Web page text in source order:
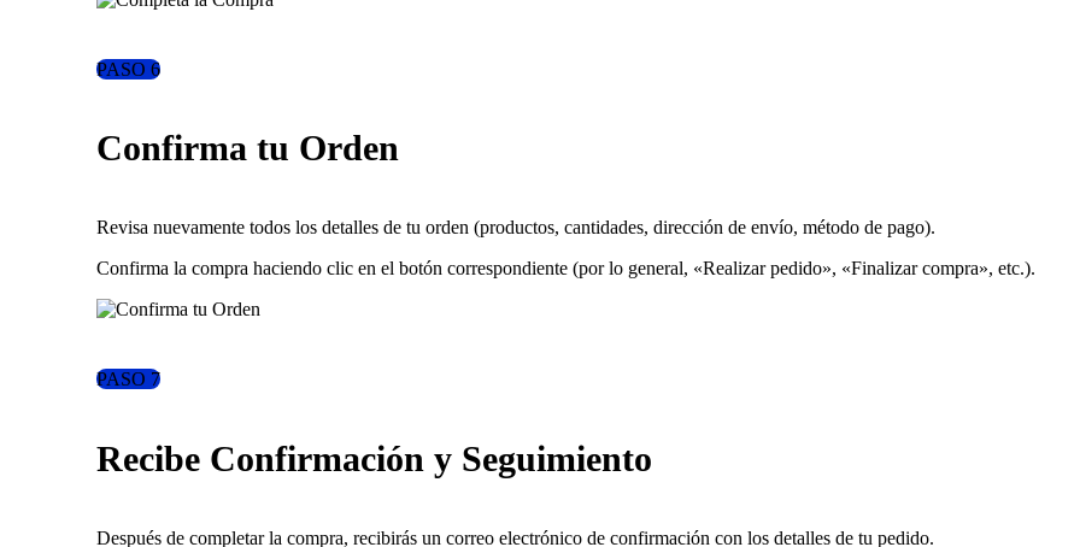
PASO 6
Confirma tu Orden
Revisa nuevamente todos los detalles de tu orden (productos, cantidades, dirección de envío, método de pago).
Confirma la compra haciendo clic en el botón correspondiente (por lo general, «Realizar pedido», «Finalizar compra», etc.).
PASO 7
Recibe Confirmación y Seguimiento
Después de completar la compra, recibirás un correo electrónico de confirmación con los detalles de tu pedido.